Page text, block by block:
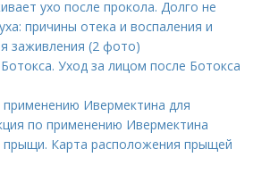
ухо после прокола. Долго не
причины отека и воспаления и
заживления (2 фото)
Уход за лицом после Ботокса
применению Ивермектина для
по применению Ивермектина
Карта расположения прыщей